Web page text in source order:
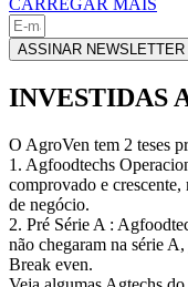
CARREGAR MAIS
ASSINAR NEWSLETTER
INVESTIDAS
O AgroVen tem 2 teses
1. Agfoodtechs
comprovado e
de negócio.
2. Pré Série A :
não chegaram na série
Break even.